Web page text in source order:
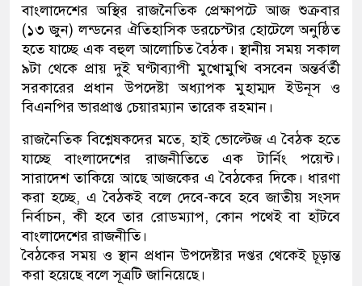
বাংলাদেশের অস্থির রাজনৈতিক প্রেক্ষাপটে আজ শুক্রবার
(১৩ জুন) লন্ডনের ঐতিহাসিক ডরচেস্টার হোটেলে অনুষ্ঠিত
হতে যাচ্ছে এক বহুল আলোচিত বৈঠক। স্থানীয় সময় সকাল
৯টা থেকে প্রায় দুই ঘণ্টাব্যাপী মুখোমুখি বসবেন অন্তর্বর্তী
সরকারের প্রধান উপদেষ্টা অধ্যাপক মুহাম্মদ ইউনূস ও
বিএনপির ভারপ্রাপ্ত চেয়ারম্যান তারেক রহমান।
রাজনৈতিক বিশ্লেষকদের মতে, হাই ভোল্টেজ এ বৈঠক হতে
যাচ্ছে বাংলাদেশের রাজনীতিতে এক টার্নিং পয়েন্ট।
সারাদেশ তাকিয়ে আছে আজকের এ বৈঠকের দিকে। ধারণা
করা হচ্ছে, এ বৈঠকই বলে দেবে-কবে হবে জাতীয় সংসদ
নির্বাচন, কী হবে তার রোডম্যাপ, কোন পথেই বা হাঁটবে
বাংলাদেশের রাজনীতি।
বৈঠকের সময় ও স্থান প্রধান উপদেষ্টার দপ্তর থেকেই চূড়ান্ত
করা হয়েছে বলে সূত্রটি জানিয়েছে।